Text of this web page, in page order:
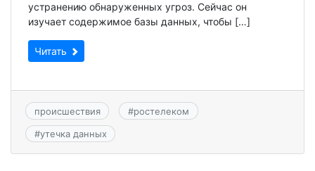
устранению обнаруженных угроз. Сейчас он
изучает содержимое базы данных, чтобы […]
Читать
происшествия #ростелеком
#утечка данных